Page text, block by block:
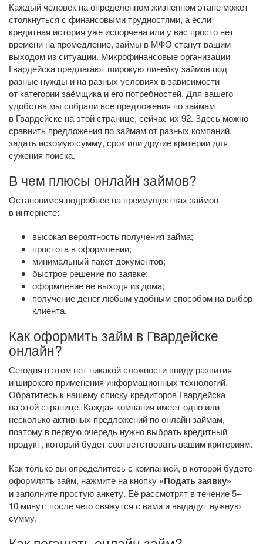
Каждый человек на определенном жизненном этапе может
столкнуться с финансовыми трудностями, а если
кредитная история уже испорчена или у вас просто нет
времени на промедление, займы в МФО станут вашим
выходом из ситуации. Микрофинансовые организации
Гвардейска предлагают широкую линейку займов под
разные нужды и на разных условиях в зависимости
от категории заёмщика и его потребностей. Для вашего
удобства мы собрали все предложения по займам
в Гвардейске на этой странице, сейчас их 92. Здесь можно
сравнить предложения по займам от разных компаний,
задать искомую сумму, срок или другие критерии для
сужения поиска.
В чем плюсы онлайн займов?
Остановимся подробнее на преимуществах займов
в интернете:
высокая вероятность получения займа;
простота в оформлении;
минимальный пакет документов;
быстрое решение по заявке;
оформление не выходя из дома;
получение денег любым удобным способом на выбор
клиента.
Как оформить займ в Гвардейске
онлайн?
Сегодня в этом нет никакой сложности ввиду развития
и широкого применения информационных технологий.
Обратитесь к нашему списку кредиторов Гвардейска
на этой странице. Каждая компания имеет одно или
несколько активных предложений по онлайн займам,
поэтому в первую очередь нужно выбрать кредитный
продукт, который будет соответствовать вашим критериям.
Как только вы определитесь с компанией, в которой будете
оформлять займ, нажмите на кнопку «Подать заявку»
и заполните простую анкету. Её рассмотрят в течение 5–
10 минут, после чего свяжутся с вами и выдадут нужную
сумму.